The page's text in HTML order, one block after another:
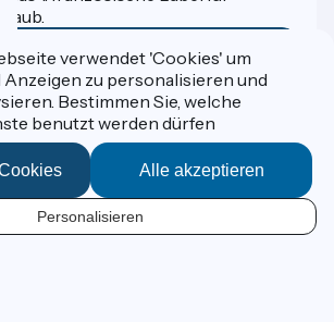
Mehr erfahren
von Destination France
verwendet 'Cookies' um
Anzeigen zu personalisieren und
Bestimmen Sie, welche
benutzt werden dürfen
Alle akzeptieren
Personalisieren